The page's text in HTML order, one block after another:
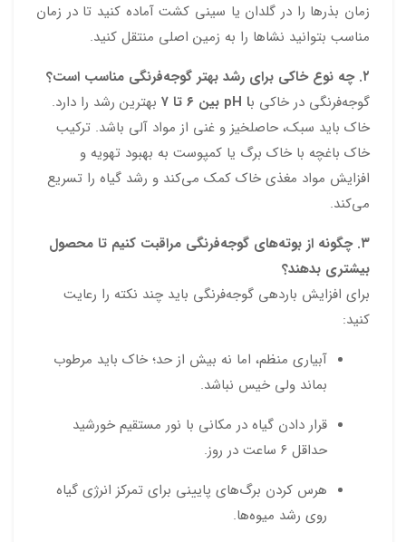
زمان بذرها را در گلدان یا سینی کشت آماده کنید تا در زمان
مناسب بتوانید نشاها را به زمین اصلی منتقل کنید.
۲. چه نوع خاکی برای رشد بهتر گوجه‌فرنگی مناسب است؟
گوجه‌فرنگی در خاکی با pH بین ۶ تا ۷
بهترین رشد را دارد.
خاک باید سبک، حاصلخیز و غنی از مواد آلی باشد. ترکیب
خاک باغچه با خاک برگ یا کمپوست به بهبود تهویه و
افزایش مواد مغذی خاک کمک می‌کند و رشد گیاه را تسریع
می‌کند.
۳. چگونه از بوته‌های گوجه‌فرنگی مراقبت کنیم تا محصول
بیشتری بدهند؟
برای افزایش باردهی گوجه‌فرنگی باید چند نکته را رعایت
کنید:
آبیاری منظم، اما نه بیش از حد؛ خاک باید مرطوب
بماند ولی خیس نباشد.
قرار دادن گیاه در مکانی با نور مستقیم خورشید
حداقل ۶ ساعت در روز.
هرس کردن برگ‌های پایینی برای تمرکز انرژی گیاه
روی رشد میوه‌ها.